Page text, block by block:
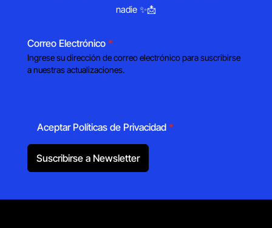
nadie ✨📩
Correo Electrónico *
Ingrese su dirección de correo electrónico para suscribirse
a nuestras actualizaciones.
Aceptar Políticas de Privacidad *
Suscribirse a Newsletter